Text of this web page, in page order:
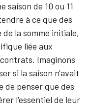
saison de 10 ou 11
à ce que des
la somme initiale,
liée aux
Imaginons
si la saison n'avait
de penser que des
l'essentiel de leur